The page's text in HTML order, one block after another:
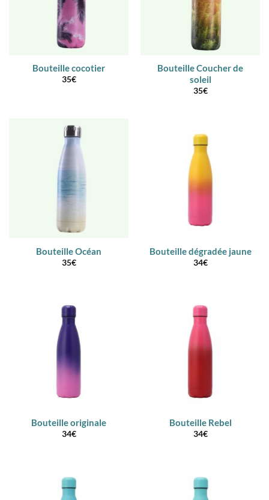
Bouteille cocotier
35€
Bouteille Coucher de
soleil
35€
Bouteille Océan
35€
Bouteille dégradée jaune
34€
Bouteille originale
34€
Bouteille Rebel
34€